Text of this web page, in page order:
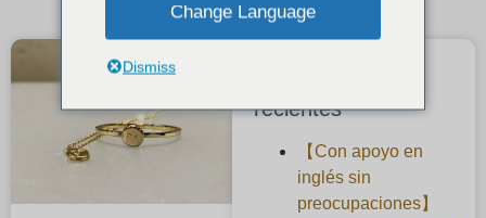
recientes
【Con apoyo en
inglés sin
preocupaciones】
Change Language
Dismiss